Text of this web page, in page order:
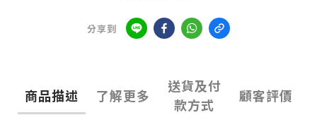
分享到
商品描述 了解更多
送貨及付
款方式
顧客評價